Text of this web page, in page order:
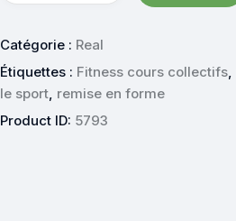
Catégorie : Real
Étiquettes : Fitness cours collectifs
le sport remise en forme
Product ID: 5793